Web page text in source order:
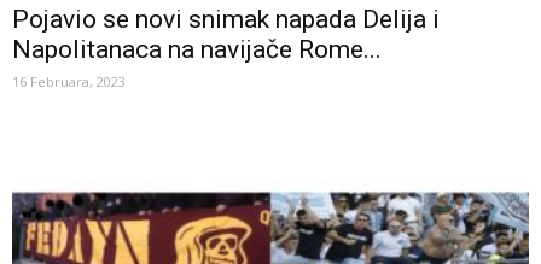
Pojavio se novi snimak napada Delija i
Napolitanaca na navijače Rome...
16 Februara, 2023